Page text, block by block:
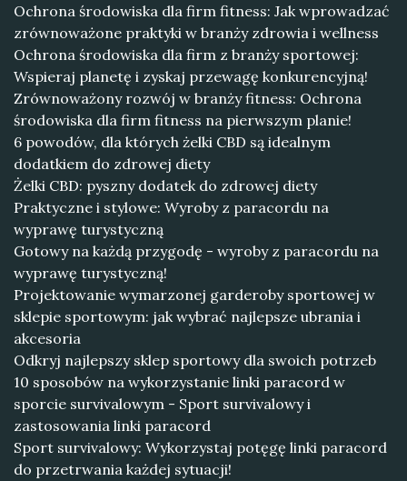
Ochrona środowiska dla firm fitness: Jak wprowadzać
zrównoważone praktyki w branży zdrowia i wellness
Ochrona środowiska dla firm z branży sportowej:
Wspieraj planetę i zyskaj przewagę konkurencyjną!
Zrównoważony rozwój w branży fitness: Ochrona
środowiska dla firm fitness na pierwszym planie!
6 powodów, dla których żelki CBD są idealnym
dodatkiem do zdrowej diety
Żelki CBD: pyszny dodatek do zdrowej diety
Praktyczne i stylowe: Wyroby z paracordu na
wyprawę turystyczną
Gotowy na każdą przygodę - wyroby z paracordu na
wyprawę turystyczną!
Projektowanie wymarzonej garderoby sportowej w
sklepie sportowym: jak wybrać najlepsze ubrania i
akcesoria
Odkryj najlepszy sklep sportowy dla swoich potrzeb
10 sposobów na wykorzystanie linki paracord w
sporcie survivalowym - Sport survivalowy i
zastosowania linki paracord
Sport survivalowy: Wykorzystaj potęgę linki paracord
do przetrwania każdej sytuacji!